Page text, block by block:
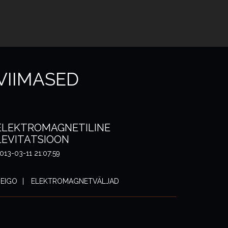
03-11 21:07:59
ELEKTROMAGNETVÄLJAD